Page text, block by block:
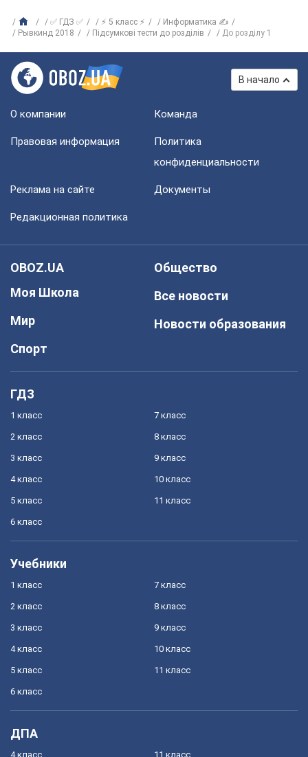
✅ ГДЗ ✅ ⚡ 5 класс ⚡
Информатика ✍
Рывкинд 2018
Підсумкові тести до розділів До розділу 1
В начало
О компании Команда
Правовая информация
Политика
конфиденциальности
Реклама на сайте Документы
Редакционная политика
OBOZ.UA
Моя Школа
Мир
Спорт
Общество
Все новости
Новости образования
ГДЗ
1 класс
2 класс
3 класс
4 класс
5 класс
6 класс
7 класс
8 класс
9 класс
10 класс
11 класс
Учебники
1 класс
2 класс
3 класс
4 класс
5 класс
6 класс
7 класс
8 класс
9 класс
10 класс
11 класс
ДПА
4 класс 11 класс